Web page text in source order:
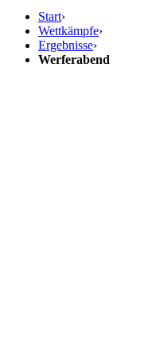
Start›
Wettkämpfe›
Ergebnisse›
Werferabend